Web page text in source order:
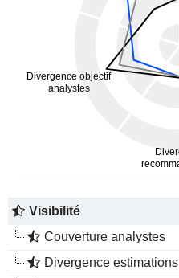
Visibilité
Couverture analystes
Divergence estimations